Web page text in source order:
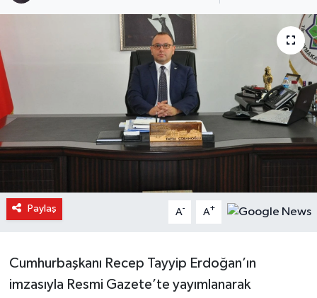
Paylaş A- A+
Cumhurbaşkanı Recep Tayyip Erdoğan’ın
imzasıyla Resmi Gazete’te yayımlanarak
Haber Arşivi